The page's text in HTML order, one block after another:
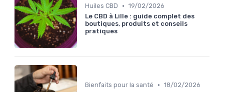
Huiles CBD • 19/02/2026
Le CBD à Lille : guide complet des
boutiques, produits et conseils
pratiques
Bienfaits pour la santé • 18/02/2026